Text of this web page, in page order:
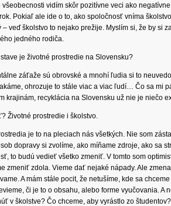
všeobecnosti vidím skôr pozitívne veci ako
Pokiaľ ale ide o to, ako spoločnosť vníma
veď školstvo to nejako prežije. Myslím si, že by si
jedného rodiča.
je životné prostredie na Slovensku?
záťaže sú obrovské a mnohí ľudia si to
ohrozuje to stále viac a viac ľudí… Čo sa mi
krajinám, recyklácia na Slovensku už nie je niečo
Životné prostredie i školstvo.
je to na pleciach nás všetkých. Nie som
dopravy si zvolíme, ako míňame zdroje, ako sa
to budú vedieť všetko zmeniť. V tomto som
zmeniť zdola. Vieme dať nejaké nápady. Ale
A mám stále pocit, že netušíme, kde sa
či je to o obsahu, alebo forme vyučovania.
v školstve? Čo chceme, aby vyrástlo zo